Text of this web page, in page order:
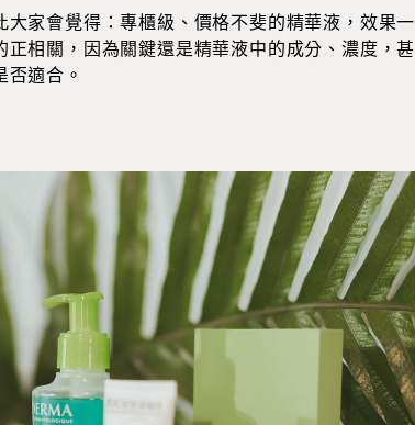
家會覺得：專櫃級、價格不斐的精華液，效果一
相關，因為關鍵還是精華液中的成分、濃度，甚
適合。